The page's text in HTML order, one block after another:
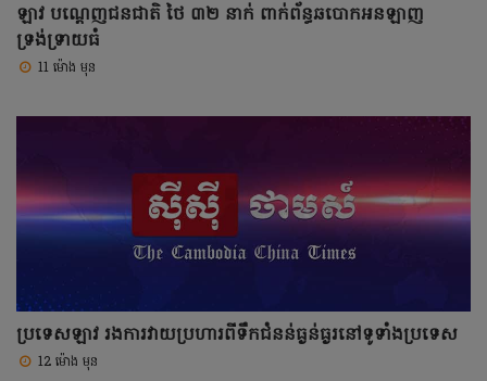
ឡាវ បណ្តេញជនជាតិ ថៃ ៣២ នាក់ ពាក់ព័ន្ធឆបោកអនឡាញ
ទ្រង់ទ្រាយធំ
11 ម៉ោង មុន
ប្រទេសឡាវ រងការវាយប្រហារពីទឹកជំនន់ធ្ងន់ធ្ងរនៅទូទាំងប្រទេស
12 ម៉ោង មុន